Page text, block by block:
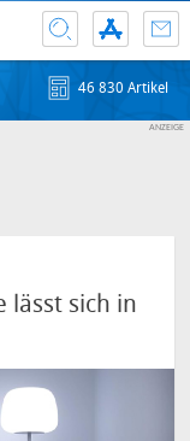
46 830 Artikel
lässt sich in